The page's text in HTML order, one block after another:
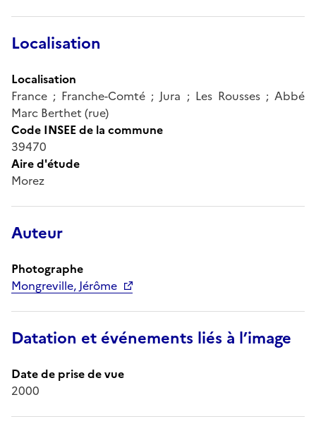
Localisation
Localisation
France ; Franche-Comté ; Jura ; Les Rousses ; Abbé
Marc Berthet (rue)
Code INSEE de la commune
39470
Aire d'étude
Morez
Auteur
Photographe
Mongreville, Jérôme
Datation et événements liés à l’image
Date de prise de vue
2000